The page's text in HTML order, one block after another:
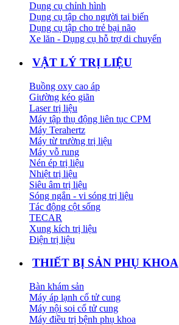
Dụng cụ chỉnh hình
Dụng cụ tập cho người tai biến
Dụng cụ tập cho trẻ bại não
Xe lăn - Dụng cụ hỗ trợ di chuyển
VẬT LÝ TRỊ LIỆU
Buồng oxy cao áp
Giường kéo giãn
Laser trị liệu
Máy tập thụ động liên tục CPM
Máy Terahertz
Máy từ trường trị liệu
Máy vỗ rung
Nén ép trị liệu
Nhiệt trị liệu
Siêu âm trị liệu
Sóng ngắn - vi sóng trị liệu
Tác động cột sống
TECAR
Xung kích trị liệu
Điện trị liệu
THIẾT BỊ SẢN PHỤ KHOA
Bàn khám sản
Máy áp lạnh cổ tử cung
Máy nội soi cổ tử cung
Máy điều trị bệnh phụ khoa